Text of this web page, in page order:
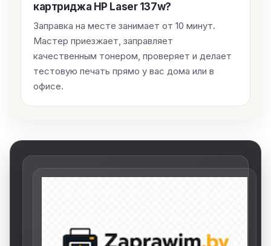
картриджа HP Laser 137w?
Заправка на месте занимает от 10 минут.
Мастер приезжает, заправляет
качественным тонером, проверяет и делает
тестовую печать прямо у вас дома или в
офисе.